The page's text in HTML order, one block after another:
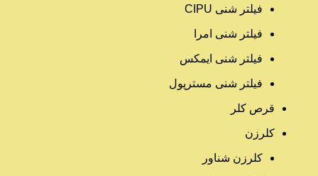
فیلتر شنی CIPU
فیلتر شنی امرا
فیلتر شنی ایمکس
فیلتر شنی مسترپول
قرص کلر
کلرزن
کلرزن شناور